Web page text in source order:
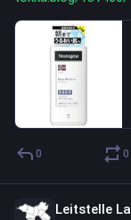
0 0
Leitstelle